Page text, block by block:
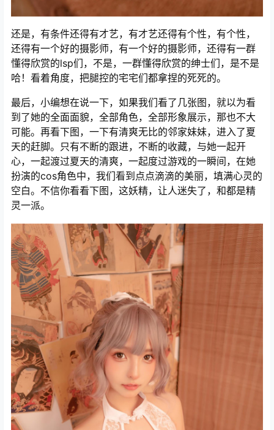
还是，有条件还得有才艺，有才艺还得有个性，有个性，
还得有一个好的摄影师，有一个好的摄影师，还得有一群
懂得欣赏的lsp们，不是，一群懂得欣赏的绅士们，是不是
哈！看着角度，把腿控的宅宅们都拿捏的死死的。
最后，小编想在说一下，如果我们看了几张图，就以为看
到了她的全面面貌，全部角色，全部形象展示，那也不大
可能。再看下图，一下有清爽无比的邻家妹妹，进入了夏
天的赶脚。只有不断的跟进，不断的收藏，与她一起开
心，一起渡过夏天的清爽，一起度过游戏的一瞬间，在她
扮演的cos角色中，我们看到点点滴滴的美丽，填满心灵的
空白。不信你看看下图，这妖精，让人迷失了，和都是精
灵一派。